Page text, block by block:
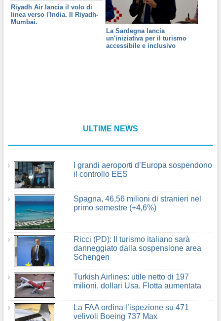
Riyadh Air lancia il volo di
linea verso l'India. Il Riyadh-
Mumbai.
La Sardegna lancia
un'iniziativa per il turismo
accessibile e inclusivo
ULTIME NEWS
I grandi aeroporti d’Europa sospendono
il controllo EES
Spagna, 46,56 milioni di stranieri nel
primo semestre (+4,6%)
Ricci (PD): Il turismo italiano sarà
danneggiato dalla sospensione area
Schengen
Turkish Airlines: utile netto di 197
milioni, dollari Usa. Flotta aumentata
La FAA ordina l’ispezione su 471
velivoli Boeing 737 Max